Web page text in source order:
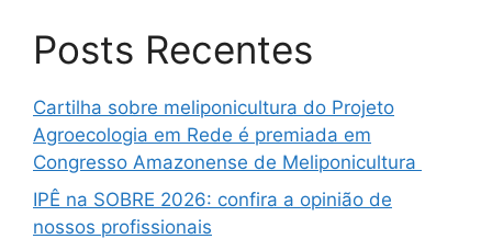
Posts Recentes
Cartilha sobre meliponicultura do Projeto
Agroecologia em Rede é premiada em
Congresso Amazonense de Meliponicultura
IPÊ na SOBRE 2026: confira a opinião de
nossos profissionais